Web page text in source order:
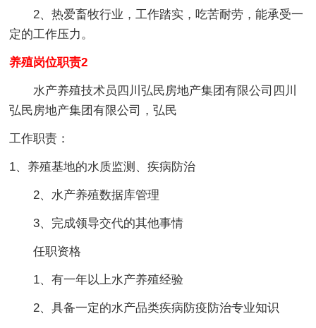
2、热爱畜牧行业，工作踏实，吃苦耐劳，能承受一
定的工作压力。
养殖岗位职责2
水产养殖技术员四川弘民房地产集团有限公司四川
弘民房地产集团有限公司，弘民
工作职责：
1、养殖基地的水质监测、疾病防治
2、水产养殖数据库管理
3、完成领导交代的其他事情
任职资格
1、有一年以上水产养殖经验
2、具备一定的水产品类疾病防疫防治专业知识